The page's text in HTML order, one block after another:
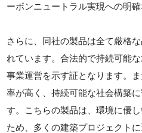
ーボンニュートラル実現への明確
さらに、同社の製品は全て厳格
れています。合法的で持続可能
事業運営を示す証となります。
率が高く、持続可能な社会構築
す。こちらの製品は、環境に優
ため、多くの建築プロジェクトに